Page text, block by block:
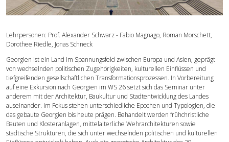
Forschung
Publikationen
Kontakt
Lehrpersonen: Prof. Alexander Schwarz - Fabio Magnago, Roman Morschett,
Dorothee Riedle, Jonas Schneck
Georgien ist ein Land im Spannungsfeld zwischen Europa und Asien, geprägt
von wechselnden politischen Zugehörigkeiten, kulturellen Einflüssen und
tiefgreifenden gesellschaftlichen Transformationsprozessen. In Vorbereitung
auf eine Exkursion nach Georgien im WS 26 setzt sich das Seminar unter
anderem mit der Architektur, Baukultur und Stadtentwicklung des Landes
auseinander. Im Fokus stehen unterschiedliche Epochen und Typologien, die
das gebaute Georgien bis heute prägen. Behandelt werden frühchristliche
Bauten und Klosteranlagen, mittelalterliche Wehrarchitekturen sowie
städtische Strukturen, die sich unter wechselnden politischen und kulturellen